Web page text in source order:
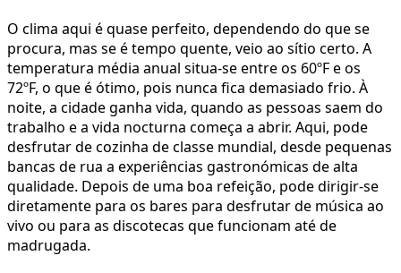
O clima aqui é quase perfeito, dependendo do que se
procura, mas se é tempo quente, veio ao sítio certo. A
temperatura média anual situa-se entre os 60ºF e os
72ºF, o que é ótimo, pois nunca fica demasiado frio. À
noite, a cidade ganha vida, quando as pessoas saem do
trabalho e a vida nocturna começa a abrir. Aqui, pode
desfrutar de cozinha de classe mundial, desde pequenas
bancas de rua a experiências gastronómicas de alta
qualidade. Depois de uma boa refeição, pode dirigir-se
diretamente para os bares para desfrutar de música ao
vivo ou para as discotecas que funcionam até de
madrugada.